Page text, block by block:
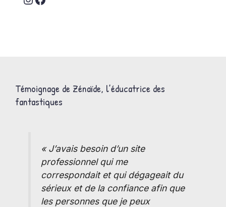
Témoignage de Zénaïde, l’éducatrice des
fantastiques
« J’avais besoin d’un site
professionnel qui me
correspondait et qui dégageait du
sérieux et de la confiance afin que
les personnes que je peux